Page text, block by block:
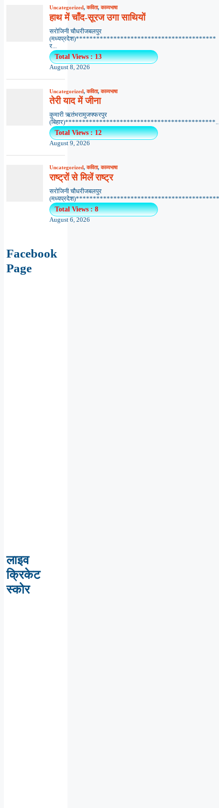
Uncategorized,कविता,काव्यभाषा
हाथ में चाँद-सूरज उगा साथियों
सरोजिनी चौधरीजबलपुर
(मध्यप्रदेश)*****************************************
र...
Total Views : 13
August 8, 2026
Uncategorized,कविता,काव्यभाषा
तेरी याद में जीना
कुमारी ऋतंभरामुजफ्फरपुर
Total Views : 12
August 9, 2026
Uncategorized,कविता,काव्यभाषा
राष्ट्रों से मिलें राष्ट्र
सरोजिनी चौधरीजबलपुर
Total Views : 8
August 6, 2026
Facebook
Page
लाइव
क्रिकेट
स्कोर